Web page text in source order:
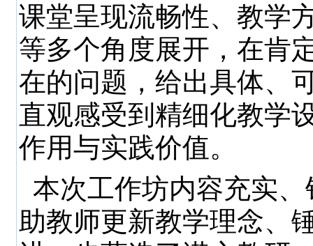
课堂呈现流畅性、教学
等多个角度展开，在肯
在的问题，给出具体、
直观感受到精细化教学
作用与实践价值。
本次工作坊内容充实
助教师更新教学理念、